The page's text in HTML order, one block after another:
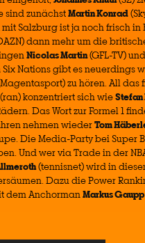
sind zunächstMartin Konrad
Salzburg ist ja noch frisch in
dann mehr um die
Nicolas Martin(GFL-TV) und
Nations gibt es neuerdings
zu hören. All das
(ran) konzentriert sich wie
Das Wort zur Formel 1
nehmen wiederTom
Die Media-Party bei Super
Und wer via Trade in der
(tennisnet) wird in
Dazu die Power
dem AnchormanMarkus Gaupp